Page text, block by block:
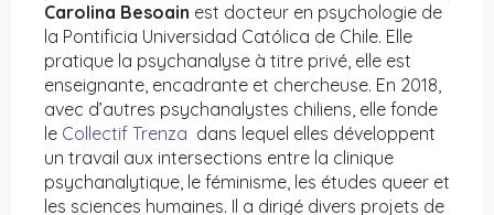
Carolina Besoain est docteur en psychologie de
la Pontificia Universidad Católica de Chile. Elle
pratique la psychanalyse à titre privé, elle est
enseignante, encadrante et chercheuse. En 2018,
avec d’autres psychanalystes chiliens, elle fonde
le Collectif Trenza dans lequel elles développent
un travail aux intersections entre la clinique
psychanalytique, le féminisme, les études queer et
les sciences humaines. Il a dirigé divers projets de